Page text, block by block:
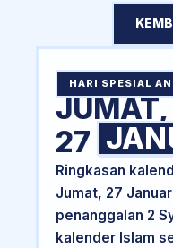
HARI SPESIAL
JUMAT,
27
Ringkasan
Jumat, 27
penanggalan 2
kalender Islam